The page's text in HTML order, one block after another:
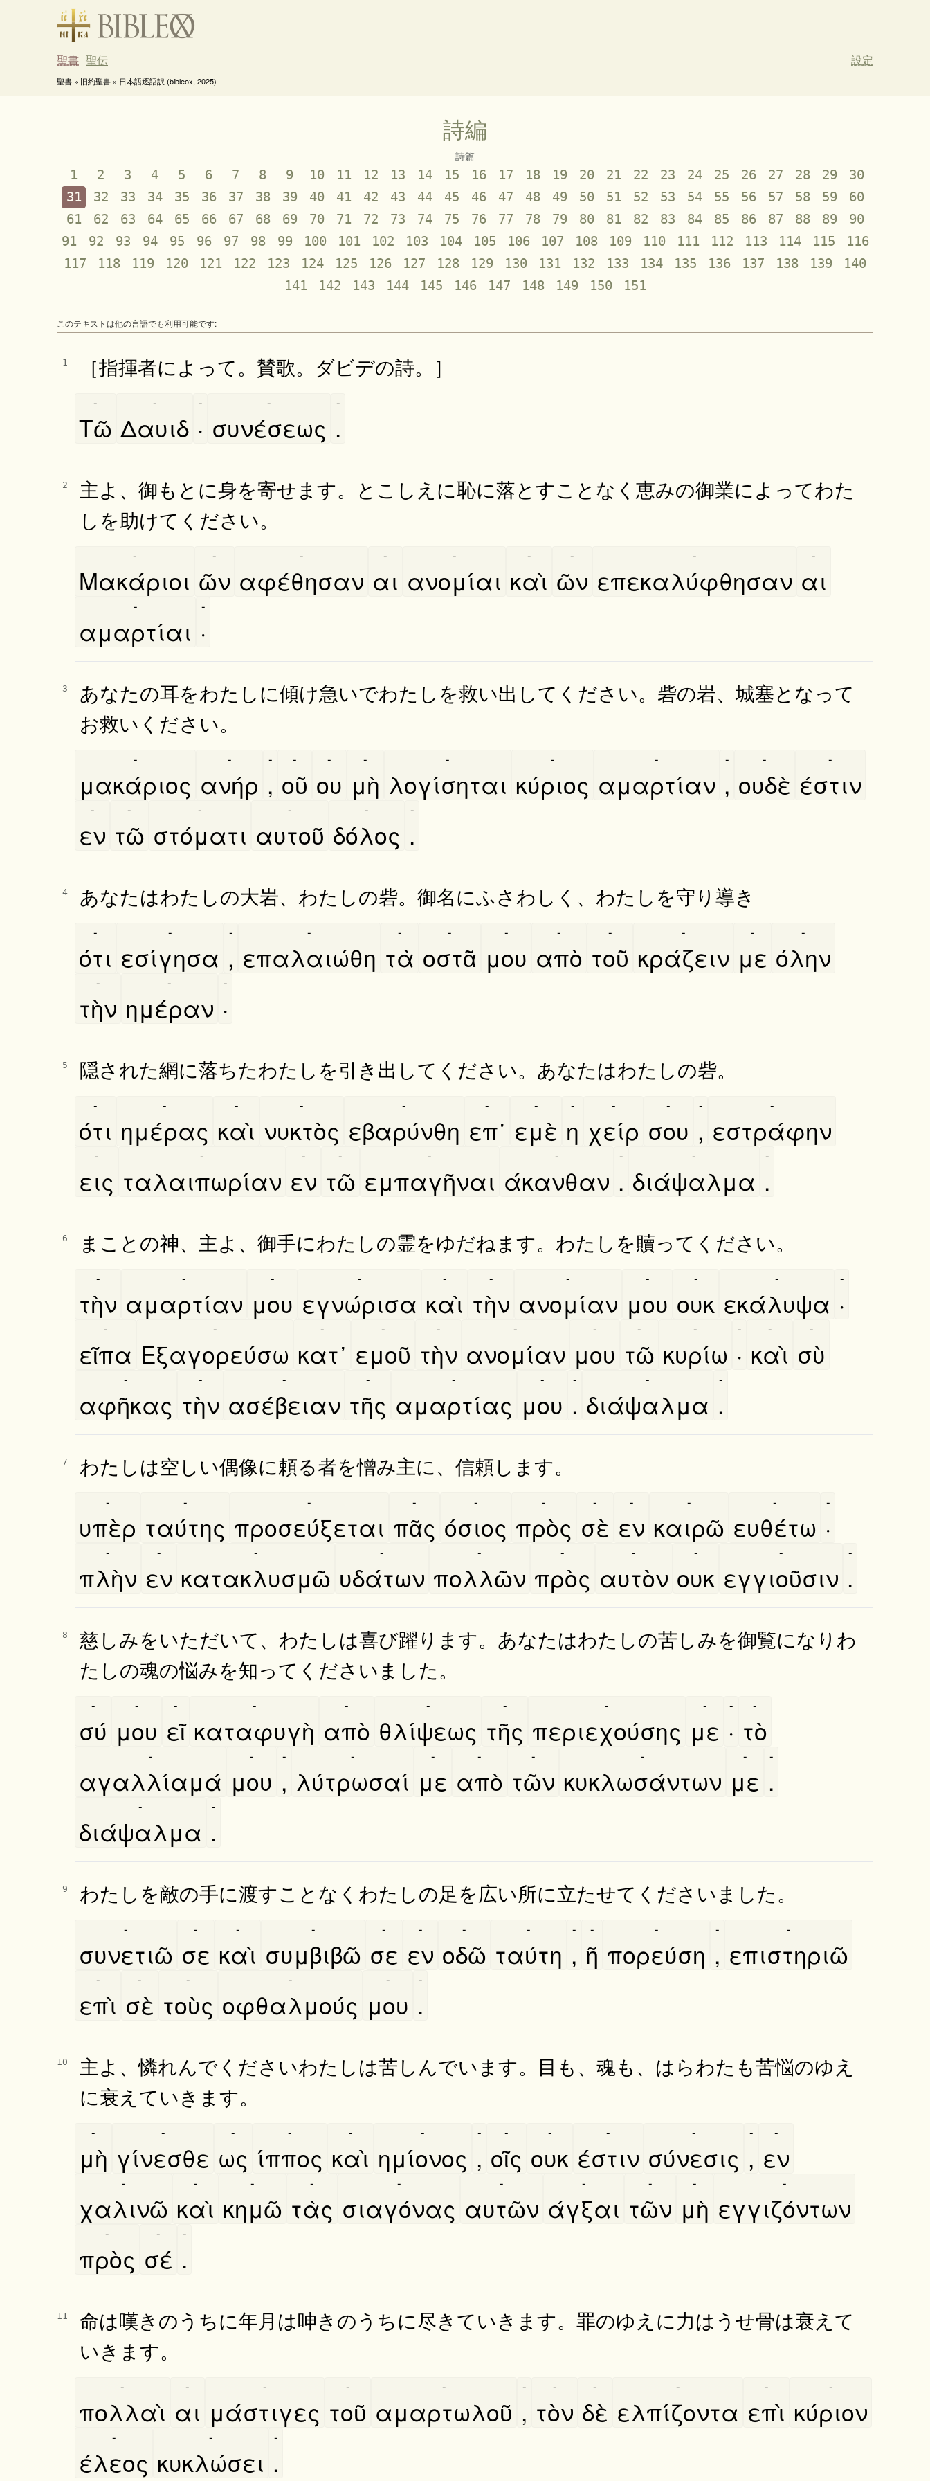
聖書 聖伝 設定
聖書 » 旧約聖書 » 日本語逐語訳 (bibleox, 2025)
詩編
詩篇
1 2 3 4 5 6 7 8 9 10 11 12 13 14 15 16 17 18 19 20 21 22 23 24 25 26 27 28 29
30
31
32 33 34 35 36 37 38 39 40 41 42 43 44 45 46 47 48 49 50 51 52 53 54 55 56 57 58 59
60
61
62 63 64 65 66 67 68 69 70 71 72 73 74 75 76 77 78 79 80 81 82 83 84 85 86 87 88 89
90
91
92 93 94 95 96 97 98 99 100 101 102 103 104 105 106 107 108 109 110 111 112 113 114 115
116
117
118 119 120 121 122 123 124 125 126 127 128 129 130 131 132 133 134 135 136 137 138 139
140
141
142 143 144 145 146 147 148 149 150 151
このテキストは他の言語でも利用可能です:
1 ［指揮者によって。賛歌。ダビデの詩。］
Τῶ
-
Δαυιδ
-
·
-
συνέσεως
-
.
-
2
主よ、御もとに身を寄せます。とこしえに恥に落とすことなく恵みの御業によってわた
しを助けてください。
Μακάριοι
-
ῶν
-
αφέθησαν
-
αι
-
ανομίαι
-
καὶ
-
ῶν
-
επεκαλύφθησαν
-
αι
-
αμαρτίαι
-
·
-
3
あなたの耳をわたしに傾け急いでわたしを救い出してください。砦の岩、城塞となって
お救いください。
μακάριος
-
ανήρ
-
,
-
οῦ
-
ου
-
μὴ
-
λογίσηται
-
κύριος
-
αμαρτίαν
-
,
-
ουδὲ
-
έστιν
-
εν
-
τῶ
-
στόματι
-
αυτοῦ
-
δόλος
-
.
-
4 あなたはわたしの大岩、わたしの砦。御名にふさわしく、わたしを守り導き
ότι
-
εσίγησα
-
,
-
επαλαιώθη
-
τὰ
-
οστᾶ
-
μου
-
απὸ
-
τοῦ
-
κράζειν
-
με
-
όλην
-
τὴν
-
ημέραν
-
·
-
5 隠された網に落ちたわたしを引き出してください。あなたはわたしの砦。
ότι
-
ημέρας
-
καὶ
-
νυκτὸς
-
εβαρύνθη
-
επ᾿
-
εμὲ
-
η
-
χείρ
-
σου
-
,
-
εστράφην
-
εις
-
ταλαιπωρίαν
-
εν
-
τῶ
-
εμπαγῆναι
-
άκανθαν
-
.
-
διάψαλμα
-
.
-
6 まことの神、主よ、御手にわたしの霊をゆだねます。わたしを贖ってください。
τὴν
-
αμαρτίαν
-
μου
-
εγνώρισα
-
καὶ
-
τὴν
-
ανομίαν
-
μου
-
ουκ
-
εκάλυψα
-
·
-
εῖπα
-
Εξαγορεύσω
-
κατ᾿
-
εμοῦ
-
τὴν
-
ανομίαν
-
μου
-
τῶ
-
κυρίω
-
·
-
καὶ
-
σὺ
-
αφῆκας
-
τὴν
-
ασέβειαν
-
τῆς
-
αμαρτίας
-
μου
-
.
-
διάψαλμα
-
.
-
7 わたしは空しい偶像に頼る者を憎み主に、信頼します。
υπὲρ
-
ταύτης
-
προσεύξεται
-
πᾶς
-
όσιος
-
πρὸς
-
σὲ
-
εν
-
καιρῶ
-
ευθέτω
-
·
-
πλὴν
-
εν
-
κατακλυσμῶ
-
υδάτων
-
πολλῶν
-
πρὸς
-
αυτὸν
-
ουκ
-
εγγιοῦσιν
-
.
-
8
慈しみをいただいて、わたしは喜び躍ります。あなたはわたしの苦しみを御覧になりわ
たしの魂の悩みを知ってくださいました。
σύ
-
μου
-
εῖ
-
καταφυγὴ
-
απὸ
-
θλίψεως
-
τῆς
-
περιεχούσης
-
με
-
·
-
τὸ
-
αγαλλίαμά
-
μου
-
,
-
λύτρωσαί
-
με
-
απὸ
-
τῶν
-
κυκλωσάντων
-
με
-
.
-
διάψαλμα
-
.
-
9 わたしを敵の手に渡すことなくわたしの足を広い所に立たせてくださいました。
συνετιῶ
-
σε
-
καὶ
-
συμβιβῶ
-
σε
-
εν
-
οδῶ
-
ταύτη
-
,
-
ῆ
-
πορεύση
-
,
-
επιστηριῶ
-
επὶ
-
σὲ
-
τοὺς
-
οφθαλμούς
-
μου
-
.
-
10
主よ、憐れんでくださいわたしは苦しんでいます。目も、魂も、はらわたも苦悩のゆえ
に衰えていきます。
μὴ
-
γίνεσθε
-
ως
-
ίππος
-
καὶ
-
ημίονος
-
,
-
οῖς
-
ουκ
-
έστιν
-
σύνεσις
-
,
-
εν
-
χαλινῶ
-
καὶ
-
κημῶ
-
τὰς
-
σιαγόνας
-
αυτῶν
-
άγξαι
-
τῶν
-
μὴ
-
εγγιζόντων
-
πρὸς
-
σέ
-
.
-
11
命は嘆きのうちに年月は呻きのうちに尽きていきます。罪のゆえに力はうせ骨は衰えて
いきます。
πολλαὶ
-
αι
-
μάστιγες
-
τοῦ
-
αμαρτωλοῦ
-
,
-
τὸν
-
δὲ
-
ελπίζοντα
-
επὶ
-
κύριον
-
έλεος
-
κυκλώσει
-
.
-